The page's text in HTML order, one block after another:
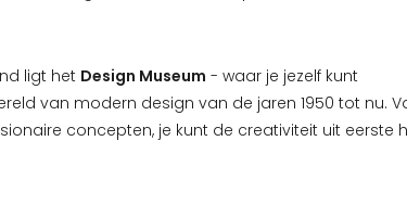
ligt het Design Museum - waar je jezelf kunt
van modern design van de jaren 1950 tot nu.
concepten, je kunt de creativiteit uit eerste